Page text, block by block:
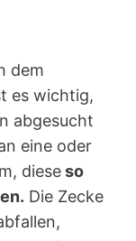
dem
es wichtig,
abgesucht
eine oder
dieseso
Die Zecke